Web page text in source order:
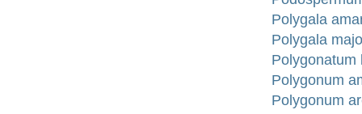
Polygala
Polygala
Polygonatum
Polygonum
Polygonum